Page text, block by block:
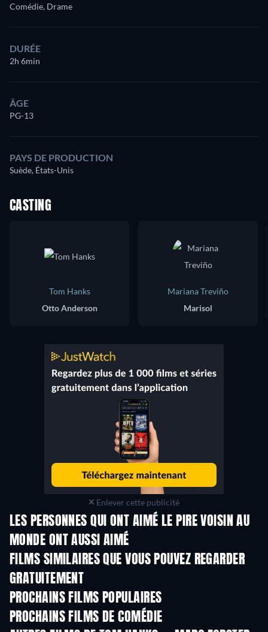
Comédie, Drame
DURÉE
2h 6min
ÂGE
PG-13
PAYS DE PRODUCTION
Suède, États-Unis
CASTING
Tom Hanks
Otto Anderson
Mariana Treviño
Marisol
Enlever cette publicité
LES PERSONNES QUI ONT AIMÉ LE PIRE VOISIN AU
MONDE ONT AUSSI AIMÉ
FILMS SIMILAIRES QUE VOUS POUVEZ REGARDER
GRATUITEMENT
PROCHAINS FILMS POPULAIRES
PROCHAINS FILMS DE COMÉDIE